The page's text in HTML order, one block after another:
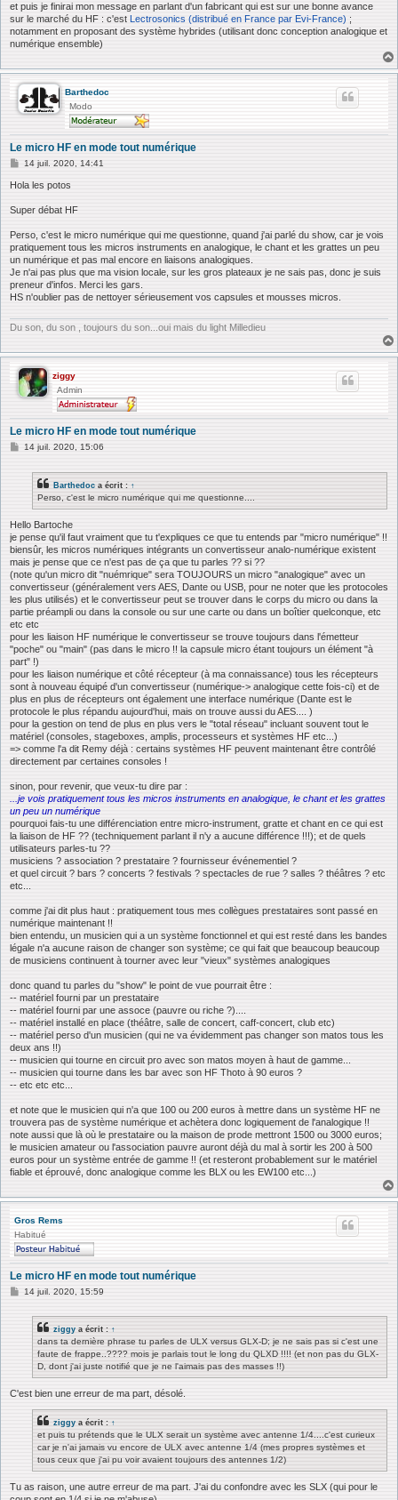
et puis je finirai mon message en parlant d'un fabricant qui est sur une bonne avance
sur le marché du HF : c'est
Lectrosonics (distribué en France par Evi-France) ;
notamment en proposant des système hybrides (utilisant donc conception analogique et
numérique ensemble)
Barthedoc
Modo
Le micro HF en mode tout numérique
M
s
g
14 juil. 2020, 14:41
Hola les potos
Super débat HF
Perso, c'est le micro numérique qui me questionne, quand j'ai parlé du show, car je vois
pratiquement tous les micros instruments en analogique, le chant et les grattes un peu
un numérique et pas mal encore en liaisons analogiques.
Je n'ai pas plus que ma vision locale, sur les gros plateaux je ne sais pas, donc je suis
preneur d'infos. Merci les gars.
HS n'oublier pas de nettoyer sérieusement vos capsules et mousses micros.
Du son, du son , toujours du son...oui mais du light Milledieu
ziggy
Admin
Le micro HF en mode tout numérique
M14 juil. 2020, 15:06
Barthedoc a écrit : ↑
Perso, c'est le micro numérique qui me questionne....
Hello Bartoche
je pense qu'il faut vraiment que tu t'expliques ce que tu entends par "micro numérique" !!
biensûr, les micros numériques intégrants un convertisseur analo-numérique existent
mais je pense que ce n'est pas de ça que tu parles ?? si ??
(note qu'un micro dit "nuémrique" sera TOUJOURS un micro "analogique" avec un
convertisseur (généralement vers AES, Dante ou USB, pour ne noter que les protocoles
les plus utilisés) et le convertisseur peut se trouver dans le corps du micro ou dans la
partie préampli ou dans la console ou sur une carte ou dans un boîtier quelconque, etc
etc etc
pour les liaison HF numérique le convertisseur se trouve toujours dans l'émetteur
"poche" ou "main" (pas dans le micro !! la capsule micro étant toujours un élément "à
part" !)
pour les liaison numérique et côté récepteur (à ma connaissance) tous les récepteurs
sont à nouveau équipé d'un convertisseur (numérique-> analogique cette fois-ci) et de
plus en plus de récepteurs ont également une interface numérique (Dante est le
protocole le plus répandu aujourd'hui, mais on trouve aussi du AES.... )
pour la gestion on tend de plus en plus vers le "total réseau" incluant souvent tout le
matériel (consoles, stageboxes, amplis, processeurs et systèmes HF etc...)
=> comme l'a dit Remy déjà : certains systèmes HF peuvent maintenant être contrôlé
directement par certaines consoles !
sinon, pour revenir, que veux-tu dire par :
...je vois pratiquement tous les micros instruments en analogique, le chant et les grattes
un peu un numérique
pourquoi fais-tu une différenciation entre micro-instrument, gratte et chant en ce qui est
la liaison de HF ?? (techniquement parlant il n'y a aucune différence !!!); et de quels
utilisateurs parles-tu ??
musiciens ? association ? prestataire ? fournisseur événementiel ?
et quel circuit ? bars ? concerts ? festivals ? spectacles de rue ? salles ? théâtres ? etc
etc...
comme j'ai dit plus haut : pratiquement tous mes collègues prestataires sont passé en
numérique maintenant !!
bien entendu, un musicien qui a un système fonctionnel et qui est resté dans les bandes
légale n'a aucune raison de changer son système; ce qui fait que beaucoup beaucoup
de musiciens continuent à tourner avec leur "vieux" systèmes analogiques
donc quand tu parles du "show" le point de vue pourrait être :
-- matériel fourni par un prestataire
-- matériel fourni par une assoce (pauvre ou riche ?)....
-- matériel installé en place (théâtre, salle de concert, caff-concert, club etc)
-- matériel perso d'un musicien (qui ne va évidemment pas changer son matos tous les
deux ans !!)
-- musicien qui tourne en circuit pro avec son matos moyen à haut de gamme...
-- musicien qui tourne dans les bar avec son HF Thoto à 90 euros ?
-- etc etc etc...
et note que le musicien qui n'a que 100 ou 200 euros à mettre dans un système HF ne
trouvera pas de système numérique et achètera donc logiquement de l'analogique !!
note aussi que là où le prestataire ou la maison de prode mettront 1500 ou 3000 euros;
le musicien amateur ou l'association pauvre auront déjà du mal à sortir les 200 à 500
euros pour un système entrée de gamme !! (et resteront probablement sur le matériel
fiable et éprouvé, donc analogique comme les BLX ou les EW100 etc...)
Gros Rems
Habitué
Le micro HF en mode tout numérique
M14 juil. 2020, 15:59
ziggy a écrit : ↑
dans ta dernière phrase tu parles de ULX versus GLX-D; je ne sais pas si c'est une
faute de frappe..???? mois je parlais tout le long du QLXD !!!! (et non pas du GLX-
D, dont j'ai juste notifié que je ne l'aimais pas des masses !!)
C'est bien une erreur de ma part, désolé.
ziggy a écrit : ↑
et puis tu prétends que le ULX serait un système avec antenne 1/4....c'est curieux
car je n'ai jamais vu encore de ULX avec antenne 1/4 (mes propres systèmes et
tous ceux que j'ai pu voir avaient toujours des antennes 1/2)
Tu as raison, une autre erreur de ma part. J'ai du confondre avec les SLX (qui pour le